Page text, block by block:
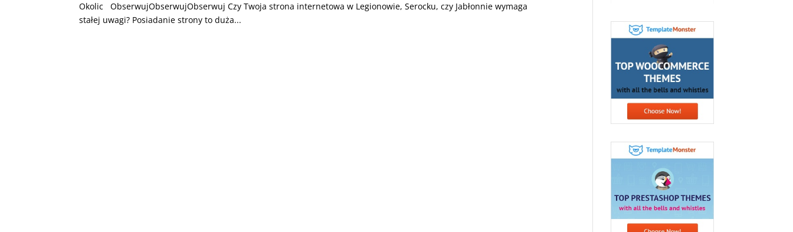
Okolic ObserwujObserwujObserwuj Czy Twoja strona internetowa w Legionowie, Serocku, czy Jabłonnie wymaga
stałej uwagi? Posiadanie strony to duża...